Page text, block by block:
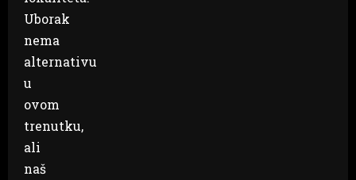
Uborak
nema
alternativu
u
ovom
trenutku,
ali
naš